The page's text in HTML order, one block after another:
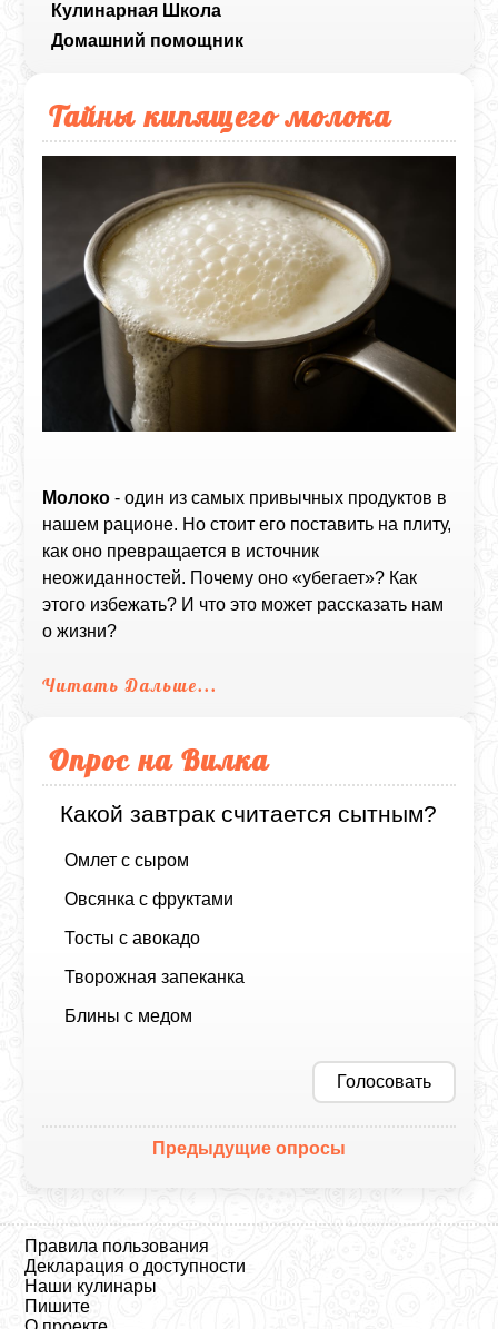
Кулинарная Школа
Домашний помощник
Тайны кипящего молока
Молоко - один из самых привычных продуктов в
нашем рационе. Но стоит его поставить на плиту,
как оно превращается в источник
неожиданностей. Почему оно «убегает»? Как
этого избежать? И что это может рассказать нам
о жизни?
Читать Дальше...
Опрос на Вилка
Какой завтрак считается сытным?
Омлет с сыром
Овсянка с фруктами
Тосты с авокадо
Творожная запеканка
Блины с медом
Голосовать
Предыдущие опросы
Правила пользования
Декларация о доступности
Наши кулинары
Пишите